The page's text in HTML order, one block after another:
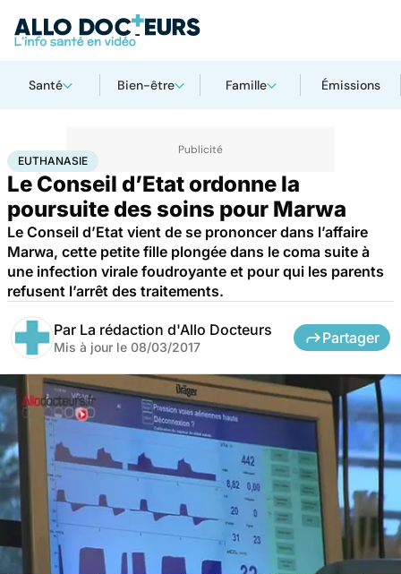
Santé Bien-être Famille Émissions
AccueilSantéSociété Euthanasie
EUTHANASIE
Le Conseil d’Etat ordonne la
poursuite des soins pour Marwa
Le Conseil d’Etat vient de se prononcer dans l’affaire
Marwa, cette petite fille plongée dans le coma suite à
une infection virale foudroyante et pour qui les parents
refusent l’arrêt des traitements.
Par La rédaction d'Allo Docteurs
Mis à jour le 08/03/2017
Partager